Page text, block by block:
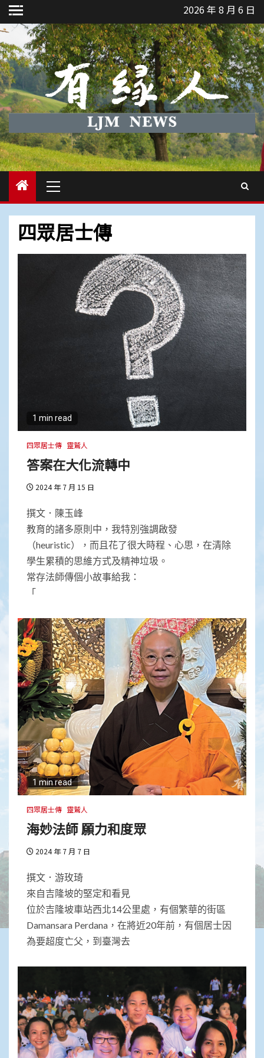
Skip
to
content
2026 年 8 月 6 日
Menu
四眾居士傳
1 min read
四眾居士傳 靈鷲人
答案在大化流轉中
2024 年 7 月 15 日
撰文．陳玉峰
教育的諸多原則中，我特別強調啟發
（heuristic），而且花了很大時程、心思，在清除
學生累積的思維方式及精神垃圾。
常存法師傳個小故事給我：
「
1 min read
四眾居士傳 靈鷲人
海妙法師 願力和度眾
2024 年 7 月 7 日
撰文．游玫琦
來自吉隆坡的堅定和看見
位於吉隆坡車站西北14公里處，有個繁華的街區
Damansara Perdana，在將近20年前，有個居士因
為要超度亡父，到臺灣去